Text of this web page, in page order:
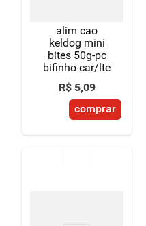
alim cao
keldog mini
bites 50g-pc
bifinho car/lte
R$ 5,09
comprar